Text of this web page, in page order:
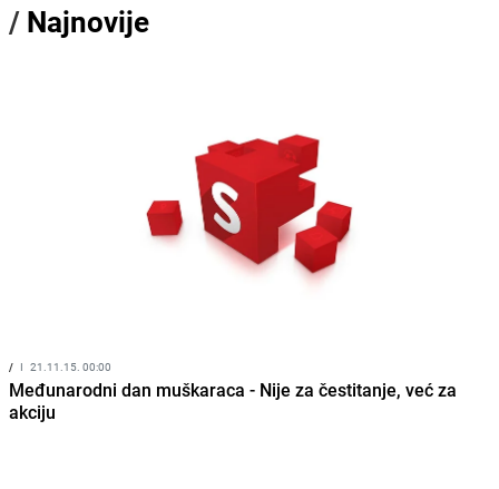
/ Najnovije
/ I 21.11.15. 00:00
Međunarodni dan muškaraca - Nije za čestitanje, već za
akciju